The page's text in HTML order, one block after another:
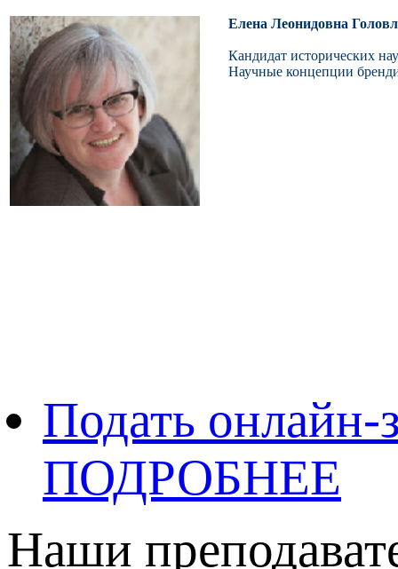
Елена Леонидовна
Кандидат исторических
Научные концепции
Подать онлайн-
ПОДРОБНЕЕ
Наши